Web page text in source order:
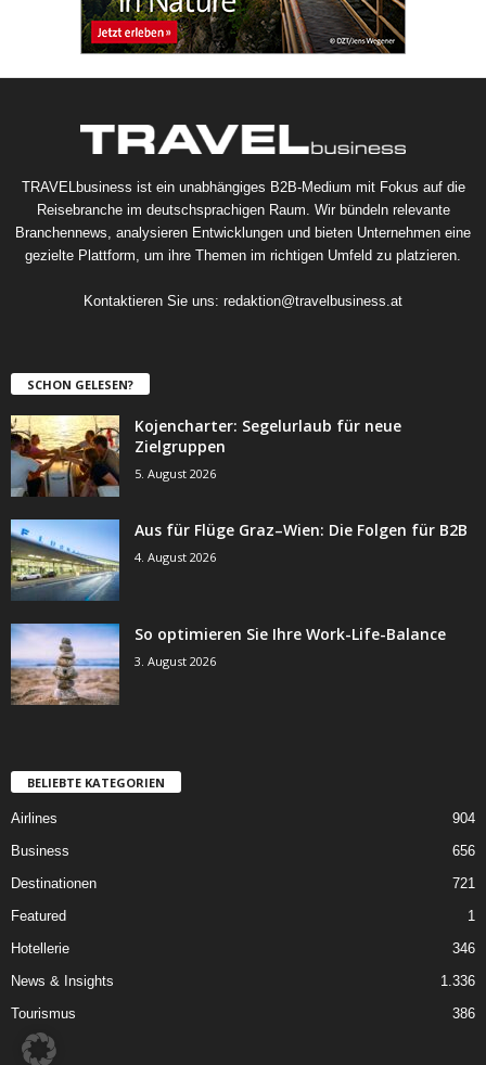
TRAVELbusiness ist ein unabhängiges B2B-Medium mit Fokus auf die
Reisebranche im deutschsprachigen Raum. Wir bündeln relevante
Branchennews, analysieren Entwicklungen und bieten Unternehmen eine
gezielte Plattform, um ihre Themen im richtigen Umfeld zu platzieren.
Kontaktieren Sie uns: redaktion@travelbusiness.at
SCHON GELESEN?
Kojencharter: Segelurlaub für neue
Zielgruppen
5. August 2026
Aus für Flüge Graz–Wien: Die Folgen für B2B
4. August 2026
So optimieren Sie Ihre Work-Life-Balance
3. August 2026
BELIEBTE KATEGORIEN
Airlines
904
Business
656
Destinationen
721
Featured
1
Hotellerie
346
News & Insights
1.336
Tourismus
386